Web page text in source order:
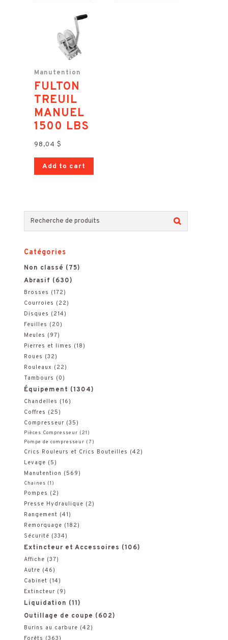
Manutention
FULTON
TREUIL
MANUEL
1500 LBS
98,04 $
Add to cart
c
e
r
c
h
e
p
o
u
r
:
Catégories
Non classé (75)
Abrasif (630)
Brosses (172)
Courroies (22)
Disques (214)
Feuilles (20)
Meules (97)
Pierres et limes (18)
Roues (32)
Rouleaux (22)
Tambours (0)
Équipement (1304)
Chandelles (16)
Coffres (25)
Compresseur (35)
Pièces Compresseur (21)
Pompe de compresseur (7)
Crics Rouleurs et Crics Bouteilles (42)
Levage (5)
Manutention (569)
Chaines (1)
Pompes (2)
Presse Hydraulique (2)
Rangement (41)
Remorquage (182)
Sécurité (334)
Extincteur et Accessoires (106)
Affiche (37)
Autre (46)
Cabinet (14)
Extincteur (9)
Liquidation (11)
Outillage de coupe (602)
Burins au carbure (42)
Forêts (363)